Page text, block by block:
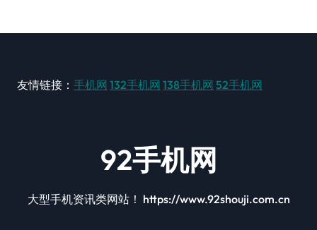
友情链接： 手机网 132手机网 138手机网 52手机网
92手机网
大型手机资讯类网站！ https://www.92shouji.com.cn